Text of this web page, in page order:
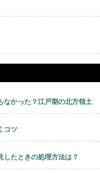
なかった？江戸期の北方領土
コツ
したときの処理方法は？